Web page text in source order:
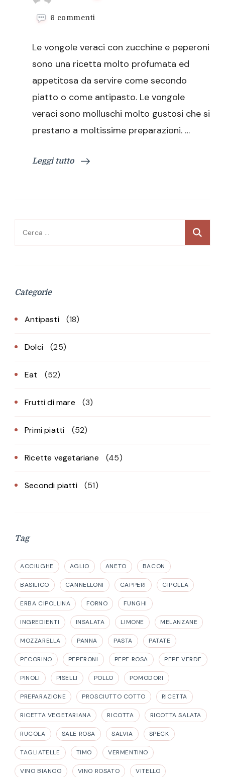
6 commenti
con
zucchine
peperoni
Le vongole veraci con zucchine e peperoni
sono una ricetta molto profumata ed
appetitosa da servire come secondo
piatto o come antipasto. Le vongole
veraci sono molluschi molto gustosi che si
prestano a moltissime preparazioni. …
Leggi tutto
Ricerca
Categorie
Antipasti (18)
Dolci (25)
Eat (52)
Frutti di mare (3)
Primi piatti (52)
Ricette vegetariane (45)
Secondi piatti (51)
Tag
ACCIUGHE AGLIO ANETO BACON
BASILICO CANNELLONI CAPPERI CIPOLLA
ERBA CIPOLLINA FORNO FUNGHI
INGREDIENTI INSALATA LIMONE MELANZANE
MOZZARELLA PANNA PASTA PATATE
PECORINO PEPERONI PEPE ROSA PEPE VERDE
PINOLI PISELLI POLLO POMODORI
PREPARAZIONE PROSCIUTTO COTTO RICETTA
RICETTA VEGETARIANA RICOTTA RICOTTA SALATA
RUCOLA SALE ROSA SALVIA SPECK
TAGLIATELLE TIMO VERMENTINO
VINO BIANCO VINO ROSATO VITELLO